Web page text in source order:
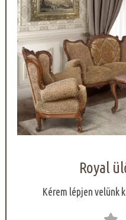
Royal
Kérem lépjen velünk